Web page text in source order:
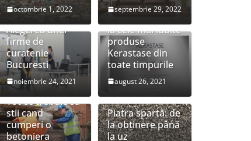
octombrie 1, 2022 septembrie 29, 2022
Alegerea unei
firme de
curatenie
Bucuresti
noiembrie 24, 2021
Preturi speciale
la cele mai iubite
produse
Kerastase din
toate timpurile
august 26, 2021
Tot ce trebuie sa
stii cand
cumperi o
betoniera
Piatra spartă: de
la obținere până
la uz